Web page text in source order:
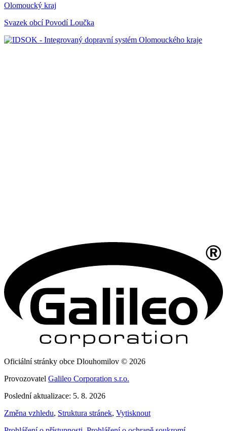
Olomoucký kraj
Svazek obcí Povodí Loučka
Oficiální stránky obce Dlouhomilov © 2026
Provozovatel Galileo Corporation s.r.o.
Poslední aktualizace: 5. 8. 2026
Změna vzhledu, Struktura stránek, Vytisknout